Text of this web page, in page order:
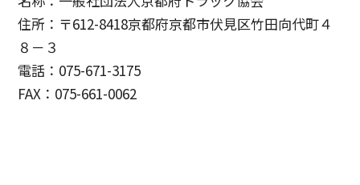
住所：〒612-8418京都府京都市伏見区竹田向代町４
８－３
電話：075-671-3175
FAX：075-661-0062